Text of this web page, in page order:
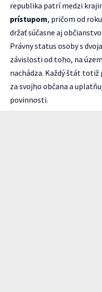
republika patrí medzi
prístupom, pričom od
držať súčasne aj
Právny status osoby s
závislosti od toho, na
nachádza. Každý štát
za svojho občana a
povinnosti.